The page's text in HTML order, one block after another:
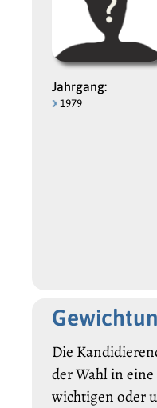
Jahrgang:
1979
Die
der Wahl in
wichtigen oder